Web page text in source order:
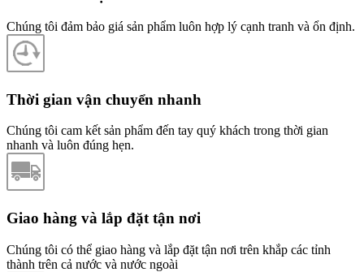
Chúng tôi đảm bảo giá sản phẩm luôn hợp lý cạnh tranh và ổn định.
Thời gian vận chuyển nhanh
Chúng tôi cam kết sản phẩm đến tay quý khách trong thời gian
nhanh và luôn đúng hẹn.
Giao hàng và lắp đặt tận nơi
Chúng tôi có thể giao hàng và lắp đặt tận nơi trên khắp các tỉnh
thành trên cả nước và nước ngoài